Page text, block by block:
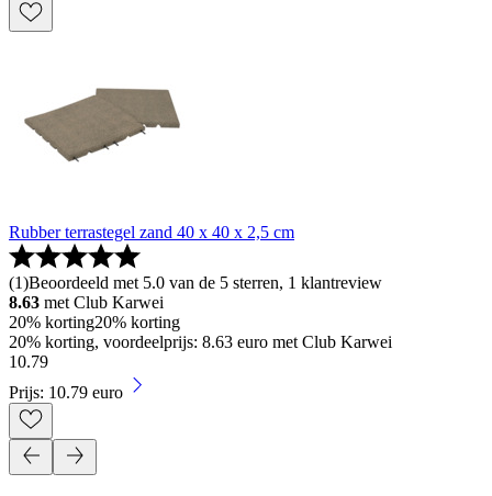
Rubber terrastegel zand 40 x 40 x 2,5 cm
(1)Beoordeeld met 5.0 van de 5 sterren, 1 klantreview
8.63 met Club Karwei
20% korting20% korting
20% korting, voordeelprijs: 8.63 euro met Club Karwei
10.79
Prijs: 10.79 euro